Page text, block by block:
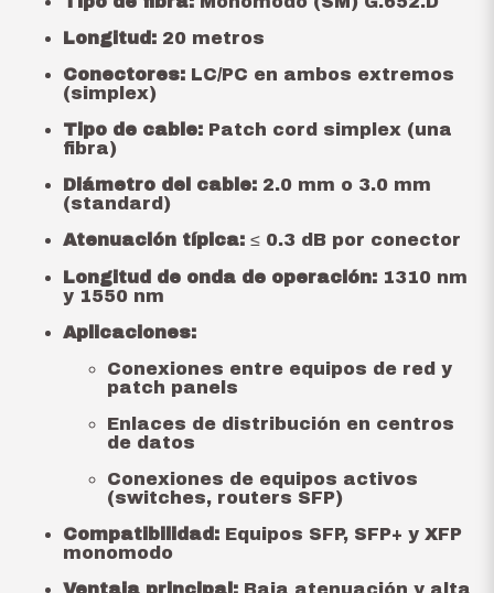
Longitud:20 metros
Conectores:LC/PC en ambos extremos
(simplex)
Tipo de cable:Patch cord simplex (una
fibra)
Diámetro del cable:2.0 mm o 3.0 mm
(standard)
Atenuación típica:≤ 0.3 dB por conector
Longitud de onda de operación:1310 nm
y 1550 nm
Aplicaciones:
Conexiones entre equipos de red y
patch panels
Enlaces de distribución en centros
de datos
Conexiones de equipos activos
(switches, routers SFP)
Compatibilidad:Equipos SFP, SFP+ y XFP
monomodo
Ventaja principal:Baja atenuación y alta